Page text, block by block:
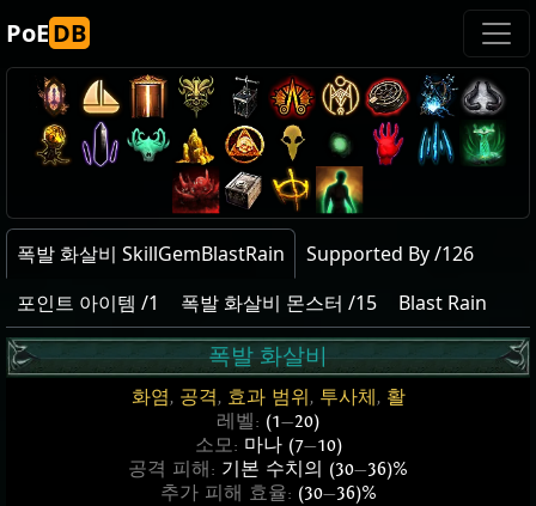
PoEDB
폭발 화살비 SkillGemBlastRain
Supported By /126
포인트 아이템 /1
폭발 화살비 몬스터 /15 Blast Rain
폭발 화살비
화염, 공격, 효과 범위 , 투사체 , 활
레벨: (1—20)
소모: 마나 (7—10)
공격 피해: 기본 수치의 (30—36)%
추가 피해 효율: (30—36)%